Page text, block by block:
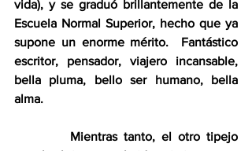
vida), y se graduó brillantemente de la
Escuela Normal Superior, hecho que ya
supone un enorme mérito.  Fantástico
escritor, pensador, viajero incansable,
bella pluma, bello ser humano, bella
alma.
Mientras tanto, el otro tipejo